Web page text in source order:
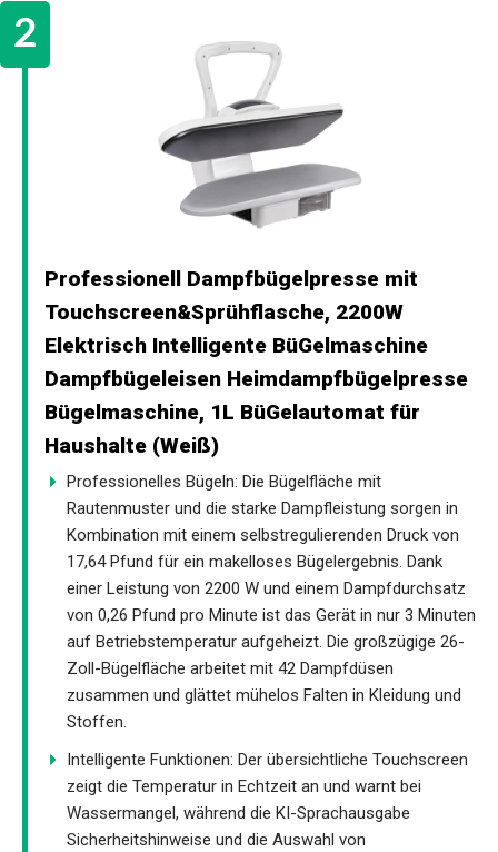
Professionell Dampfbügelpresse mit
Touchscreen&Sprühflasche, 2200W
Elektrisch Intelligente BüGelmaschine
Dampfbügeleisen Heimdampfbügelpresse
Bügelmaschine, 1L BüGelautomat für
Haushalte (Weiß)
Professionelles Bügeln: Die Bügelfläche mit
Rautenmuster und die starke Dampfleistung sorgen in
Kombination mit einem selbstregulierenden Druck von
17,64 Pfund für ein makelloses Bügelergebnis. Dank
einer Leistung von 2200 W und einem Dampfdurchsatz
von 0,26 Pfund pro Minute ist das Gerät in nur 3 Minuten
auf Betriebstemperatur aufgeheizt. Die großzügige 26-
Zoll-Bügelfläche arbeitet mit 42 Dampfdüsen
zusammen und glättet mühelos Falten in Kleidung und
Stoffen.
Intelligente Funktionen: Der übersichtliche Touchscreen
zeigt die Temperatur in Echtzeit an und warnt bei
Wassermangel, während die KI-Sprachausgabe
Sicherheitshinweise und die Auswahl von